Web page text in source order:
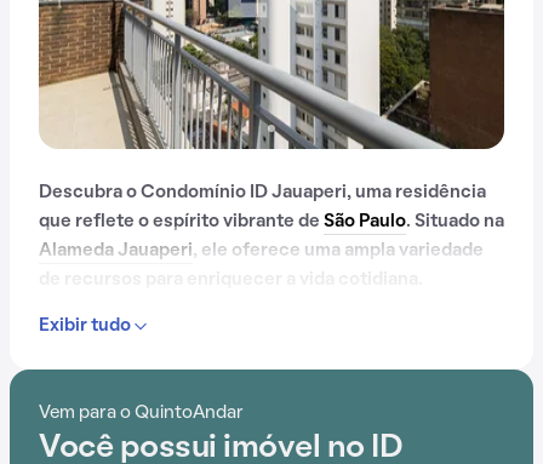
Descubra o Condomínio ID Jauaperi, uma residência
que reflete o espírito vibrante de São Paulo. Situado na
Alameda Jauaperi, ele oferece uma ampla variedade
salão de jogos e lavanderia no prédio, o Condomínio ID
entretenimento.
Exibir tudo
Vem para o QuintoAndar
Você possui imóvel no ID